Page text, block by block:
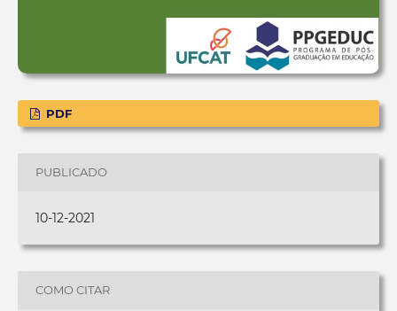
PDF
PUBLICADO
10-12-2021
COMO CITAR